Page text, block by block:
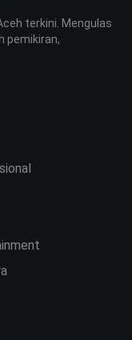
terkini. Mengulas
pemikiran,